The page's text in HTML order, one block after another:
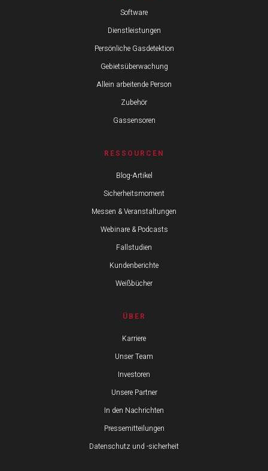
Software
Dienstleistungen
Persönliche Gasdetektion
Gebietsüberwachung
Allein arbeitende Person
Zubehör
Gassensoren
RESSOURCEN
Blog-Artikel
Sicherheitsmoment
Messen & Veranstaltungen
Webinare & Podcasts
Fallstudien
Kundenberichte
Weißbücher
ÜBER
Karriere
Unser Team
Investoren
Unsere Partner
In den Nachrichten
Pressemitteilungen
Datenschutz und -sicherheit